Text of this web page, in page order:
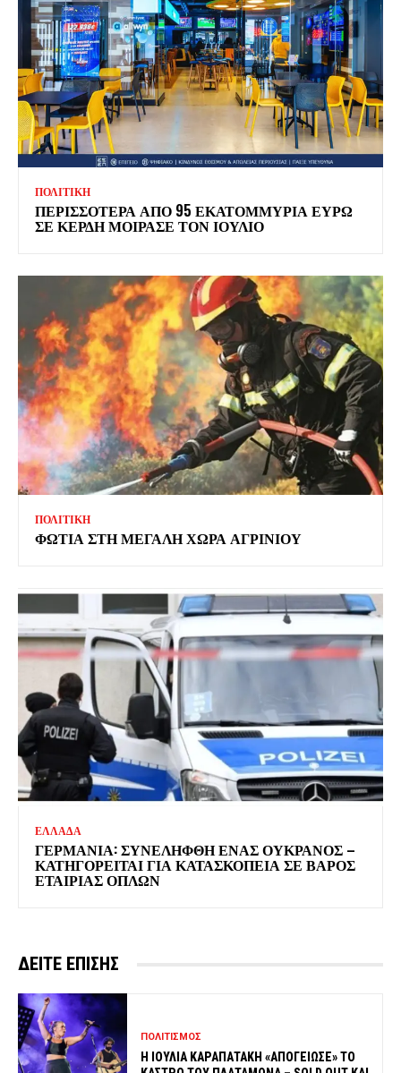
ΠΟΛΙΤΙΚΗ
ΠΕΡΙΣΣΟΤΕΡΑ ΑΠΟ 95 ΕΚΑΤΟΜΜΥΡΙΑ ΕΥΡΩ
ΣΕ ΚΕΡΔΗ ΜΟΙΡΑΣΕ ΤΟΝ ΙΟΥΛΙΟ
ΠΟΛΙΤΙΚΗ
ΦΩΤΙΑ ΣΤΗ ΜΕΓΑΛΗ ΧΩΡΑ ΑΓΡΙΝΙΟΥ
ΕΛΛΑΔΑ
ΓΕΡΜΑΝΙΑ: ΣΥΝΕΛΗΦΘΗ ΕΝΑΣ ΟΥΚΡΑΝΟΣ –
ΚΑΤΗΓΟΡΕΙΤΑΙ ΓΙΑ ΚΑΤΑΣΚΟΠΕΙΑ ΣΕ ΒΑΡΟΣ
ΕΤΑΙΡΙΑΣ ΟΠΛΩΝ
ΔΕΙΤΕ ΕΠΙΣΗΣ
ΠΟΛΙΤΙΣΜΟΣ
Η ΙΟΥΛΙΑ ΚΑΡΑΠΑΤΑΚΗ «ΑΠΟΓΕΙΩΣΕ» ΤΟ